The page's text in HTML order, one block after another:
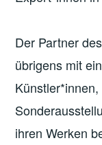
Der Partner
übrigens mit
ihren Werken